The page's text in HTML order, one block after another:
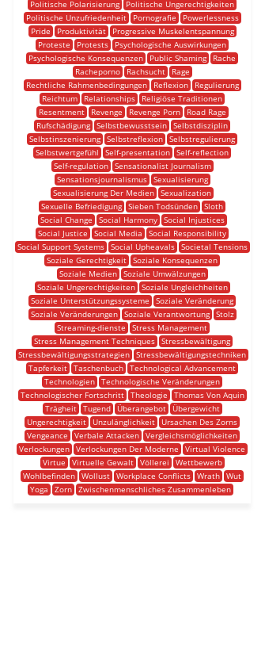
Politische Polarisierung
Politische Ungerechtigkeiten
Politische Unzufriedenheit
Pornografie
Powerlessness
Pride
Produktivität
Progressive Muskelentspannung
Proteste
Protests
Psychologische Auswirkungen
Psychologische Konsequenzen
Public Shaming
Rache
Racheporno
Rachsucht
Rage
Rechtliche Rahmenbedingungen
Reflexion
Regulierung
Reichtum
Relationships
Religiöse Traditionen
Resentment
Revenge Revenge Porn
Road Rage
Rufschädigung Selbstbewusstsein Selbstdisziplin
Selbstinszenierung Selbstreflexion Selbstregulierung
Selbstwertgefühl
Self-presentation Self-reflection
Self-regulation
Sensationalist Journalism
Sensationsjournalismus
Sexualisierung
Sexualisierung Der Medien Sexualization
Sexuelle Befriedigung Sieben Todsünden Sloth
Social Change
Social Harmony
Social Injustices
Social Justice
Social Media
Social Responsibility
Social Support Systems
Social Upheavals
Societal Tensions
Soziale Gerechtigkeit Soziale Konsequenzen
Soziale Medien
Soziale Umwälzungen
Soziale Ungerechtigkeiten
Soziale Ungleichheiten
Soziale Unterstützungssysteme
Soziale Veränderung
Soziale Veränderungen
Soziale Verantwortung
Stolz
Streaming-dienste
Stress Management
Stress Management Techniques Stressbewältigung
Stressbewältigungsstrategien Stressbewältigungstechniken
Tapferkeit Taschenbuch Technological Advancement
Technologien Technologische Veränderungen
Technologischer Fortschritt
Theologie
Thomas Von Aquin
Trägheit
Tugend Überangebot
Übergewicht
Ungerechtigkeit
Unzulänglichkeit
Ursachen Des Zorns
Vengeance
Verbale Attacken Vergleichsmöglichkeiten
Verlockungen Verlockungen Der Moderne
Virtual Violence
Virtue
Virtuelle Gewalt Völlerei
Wettbewerb
Wohlbefinden Wollust Workplace Conflicts Wrath Wut
Yoga
Zorn Zwischenmenschliches Zusammenleben